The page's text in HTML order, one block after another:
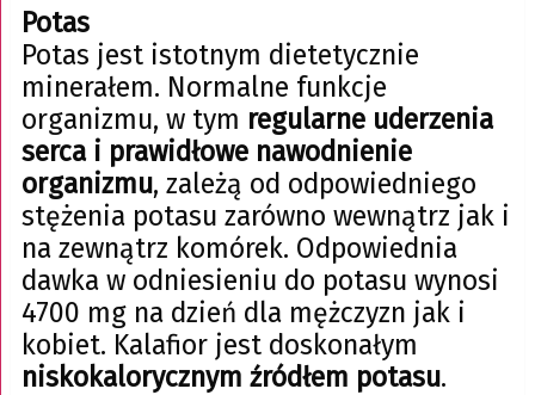
Potas
Potas jest istotnym dietetycznie
minerałem. Normalne funkcje
organizmu, w tym regularne uderzenia
serca i prawidłowe nawodnienie
organizmu, zależą od odpowiedniego
stężenia potasu zarówno wewnątrz jak i
na zewnątrz komórek. Odpowiednia
dawka w odniesieniu do potasu wynosi
4700 mg na dzień dla mężczyzn jak i
kobiet. Kalafior jest doskonałym
niskokalorycznym źródłem potasu.